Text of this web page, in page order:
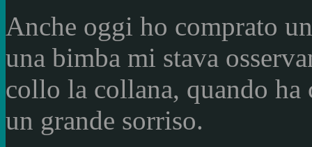
Anche oggi ho comprato
una bimba mi stava
collo la collana, quando
un grande sorriso.